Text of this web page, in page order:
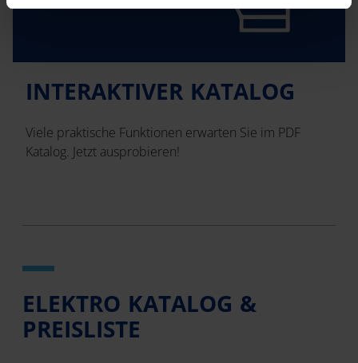
INTERAKTIVER KATALOG
Viele praktische Funktionen erwarten Sie im PDF
Katalog. Jetzt ausprobieren!
ELEKTRO KATALOG &
PREISLISTE